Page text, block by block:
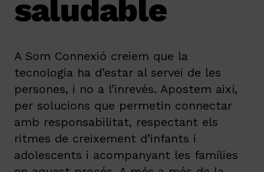
saludable
A Som Connexió creiem que la
tecnologia ha d’estar al servei de les
persones, i no a l’inrevés. Apostem així,
per solucions que permetin connectar
amb responsabilitat, respectant els
ritmes de creixement d’infants i
adolescents i acompanyant les famílies